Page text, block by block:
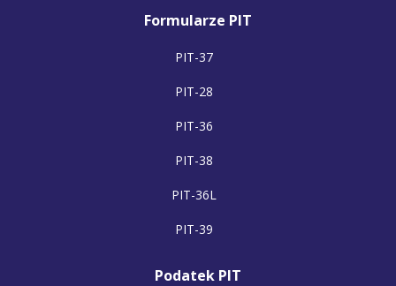
Formularze PIT
PIT-37
PIT-28
PIT-36
PIT-38
PIT-36L
PIT-39
Podatek PIT